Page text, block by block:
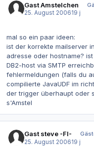
Gast Amstelchen
25. August 200619 j
mal so ein paar ideen:
ist der korrekte mailserver
adresse oder hostname?
DB2-host via SMTP
fehlermeldungen (falls du
compilierte JavaUDF im
der trigger überhaupt oder
s'Amstel
Gast steve -FI-
25. August 200619 j